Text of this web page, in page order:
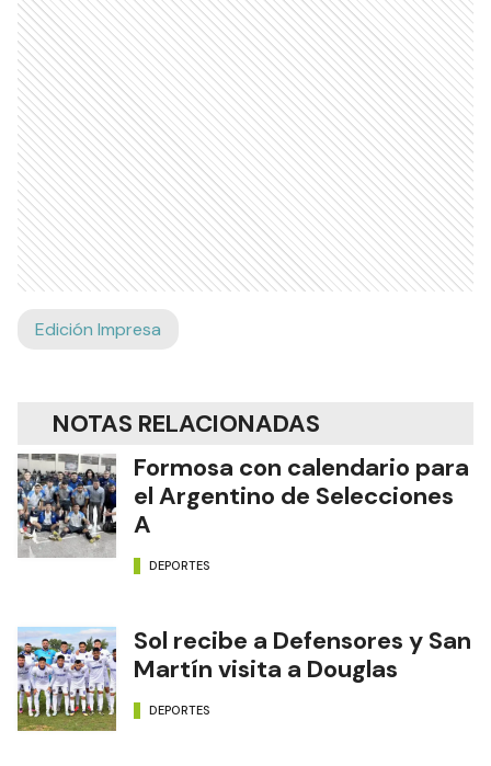
Edición Impresa
NOTAS RELACIONADAS
Formosa con calendario para
el Argentino de Selecciones
A
DEPORTES
Sol recibe a Defensores y San
Martín visita a Douglas
DEPORTES